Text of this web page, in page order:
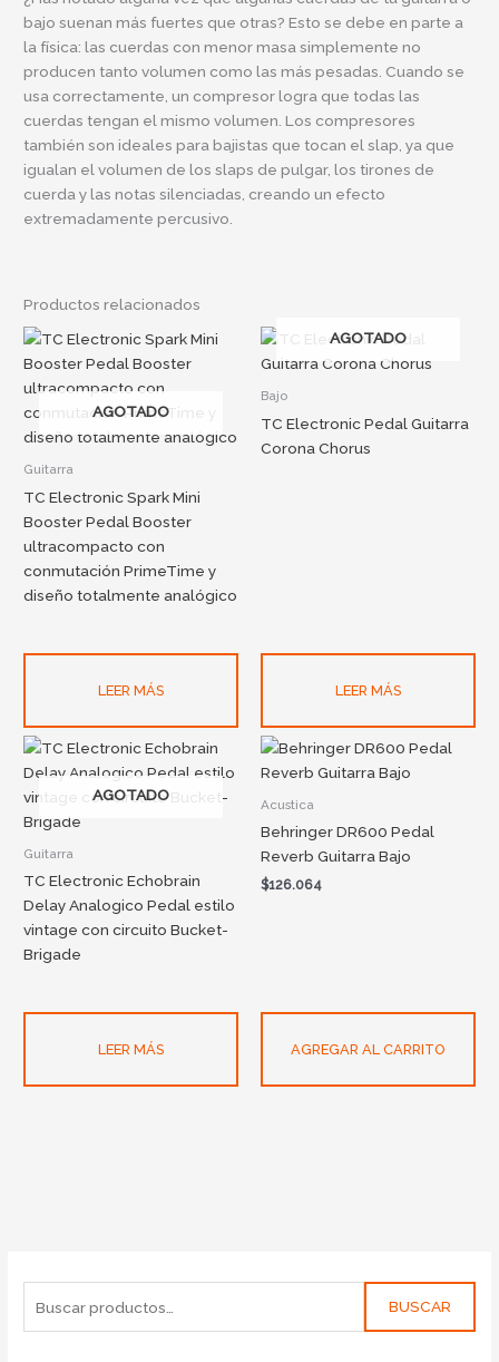
BUSCAR
bajo suenan más fuertes que otras? Esto se debe en parte a
la física: las cuerdas con menor masa simplemente no
producen tanto volumen como las más pesadas. Cuando se
usa correctamente, un compresor logra que todas las
cuerdas tengan el mismo volumen. Los compresores
también son ideales para bajistas que tocan el slap, ya que
igualan el volumen de los slaps de pulgar, los tirones de
cuerda y las notas silenciadas, creando un efecto
extremadamente percusivo.
Productos relacionados
AGOTADO
Guitarra
TC Electronic Spark Mini
Booster Pedal Booster
ultracompacto con
conmutación PrimeTime y
diseño totalmente analógico
LEER MÁS
AGOTADO
Bajo
TC Electronic Pedal Guitarra
Corona Chorus
LEER MÁS
AGOTADO
Guitarra
TC Electronic Echobrain
Delay Analogico Pedal estilo
vintage con circuito Bucket-
Brigade
LEER MÁS
Acustica
Behringer DR600 Pedal
Reverb Guitarra Bajo
$126.064
AGREGAR AL CARRITO